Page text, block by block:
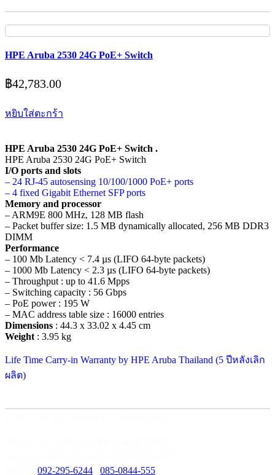
HPE Aruba 2530 24G PoE+ Switch
฿42,783.00
หยิบใส่ตะกร้า
HPE Aruba 2530 24G PoE+ Switch .
HPE Aruba 2530 24G PoE+ Switch
I/O ports and slots
– 24 RJ-45 autosensing 10/100/1000 PoE+ ports
– 4 fixed Gigabit Ethernet SFP ports
Memory and processor
– ARM9E 800 MHz, 128 MB flash
– Packet buffer size: 1.5 MB dynamically allocated, 256 MB DDR3
DIMM
Performance
– 100 Mb Latency < 7.4 µs (LIFO 64-byte packets)
– 1000 Mb Latency < 2.3 µs (LIFO 64-byte packets)
– Throughput : up to 41.6 Mpps
– Switching capacity : 56 Gbps
– PoE power : 195 W
– MAC address table size : 16000 entries
Dimensions : 44.3 x 33.02 x 4.45 cm
Weight : 3.95 kg
Life Time Carry-in Warranty by HPE Aruba Thailand (5 ปีหลังเลิก
ผลิต)
092-295-6244 085-0844-555